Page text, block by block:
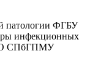
патологии ФГБУ
инфекционных
СПбГПМУ